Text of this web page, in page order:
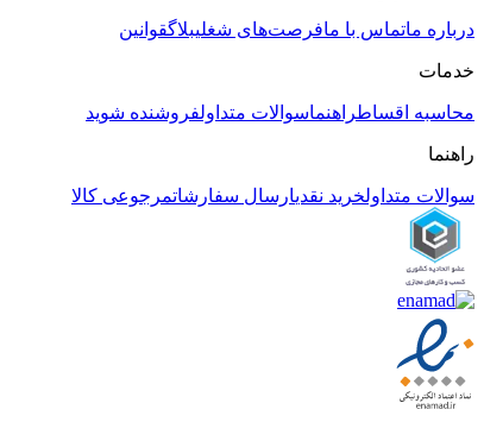
درباره ماتماس با مافرصت‌های شغلیبلاگقوانین
خدمات
محاسبه اقساطراهنماسوالات متداولفروشنده شوید
راهنما
سوالات متداولخرید نقدیارسال سفارشاتمرجوعی کالا